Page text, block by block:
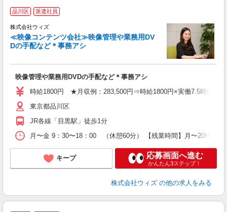
品川区 派遣社員
株式会社ウィズ
≪映像コンテンツ会社≫映像管理や業務用DV
Dの手配など＊事務アシ
映像管理や業務用DVDの手配など＊事務アシ
時給1800円 ★月収例：283,500円⇒時給1800円×実働7.5時間×21
東京都品川区
JR各線「目黒駅」徒歩1分
月〜金 9：30〜18：00 （休憩60分） 【残業時間】月〜20H程度
キープ 応募画面へ進む
かんたん3ステップ！
株式会社ウィズ の他の求人をみる